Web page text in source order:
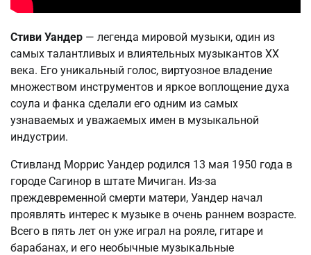
Стиви Уандер — легенда мировой музыки, один из
самых талантливых и влиятельных музыкантов XX
века. Его уникальный голос, виртуозное владение
множеством инструментов и яркое воплощение духа
соула и фанка сделали его одним из самых
узнаваемых и уважаемых имен в музыкальной
индустрии.
Стивланд Моррис Уандер родился 13 мая 1950 года в
городе Сагинор в штате Мичиган. Из-за
преждевременной смерти матери, Уандер начал
проявлять интерес к музыке в очень раннем возрасте.
Всего в пять лет он уже играл на рояле, гитаре и
барабанах, и его необычные музыкальные